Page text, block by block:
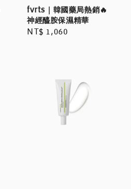
fvrts｜韓國藥局熱銷🔥
神經醯胺保濕精華
Regular
NT$ 1,060